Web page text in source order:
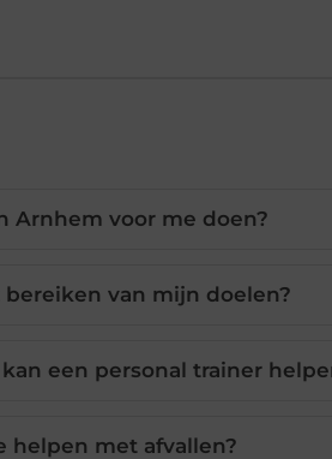
Arnhem voor me doen?
van mijn doelen?
een personal trainer
helpen met afvallen?